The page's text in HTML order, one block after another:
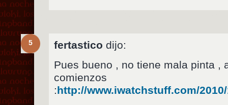
5 fertastico dijo:
Pues bueno , no tiene mala pinta ,
comienzos
:http://www.iwatchstuff.com/